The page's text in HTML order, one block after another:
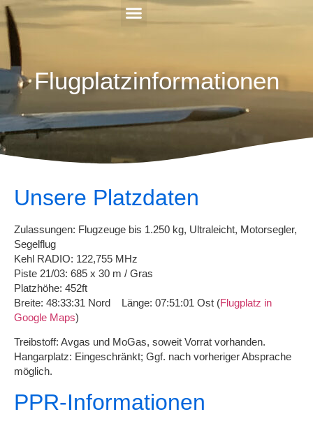
Flugplatzinformationen
Unsere Platzdaten
Zulassungen: Flugzeuge bis 1.250 kg, Ultraleicht, Motorsegler,
Segelflug
Kehl RADIO: 122,755 MHz
Piste 21/03: 685 x 30 m / Gras
Platzhöhe: 452ft
Breite: 48:33:31 Nord Länge: 07:51:01 Ost (Flugplatz in
Google Maps)
Treibstoff: Avgas und MoGas, soweit Vorrat vorhanden.
Hangarplatz: Eingeschränkt; Ggf. nach vorheriger Absprache
möglich.
PPR-Informationen